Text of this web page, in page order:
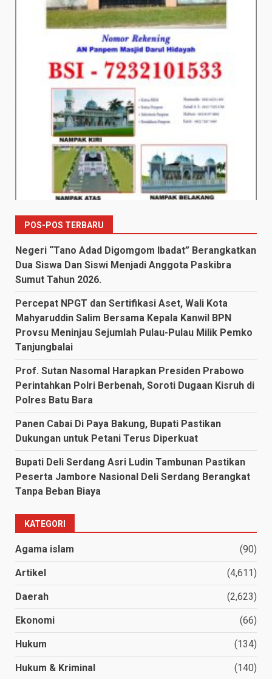
POS-POS TERBARU
Negeri “Tano Adad Digomgom Ibadat” Berangkatkan
Dua Siswa Dan Siswi Menjadi Anggota Paskibra
Sumut Tahun 2026.
Percepat NPGT dan Sertifikasi Aset, Wali Kota
Mahyaruddin Salim Bersama Kepala Kanwil BPN
Provsu Meninjau Sejumlah Pulau-Pulau Milik Pemko
Tanjungbalai
Prof. Sutan Nasomal Harapkan Presiden Prabowo
Perintahkan Polri Berbenah, Soroti Dugaan Kisruh di
Polres Batu Bara
Panen Cabai Di Paya Bakung, Bupati Pastikan
Dukungan untuk Petani Terus Diperkuat
Bupati Deli Serdang Asri Ludin Tambunan Pastikan
Peserta Jambore Nasional Deli Serdang Berangkat
Tanpa Beban Biaya
KATEGORI
Agama islam (90)
Artikel (4,611)
Daerah (2,623)
Ekonomi (66)
Hukum (134)
Hukum & Kriminal (140)